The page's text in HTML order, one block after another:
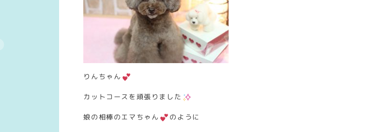
りんちゃん
カットコースを頑張りました
娘の相棒のエマちゃん のように